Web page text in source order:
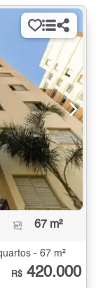
67 m²
- 67 m²
R$ 420.000